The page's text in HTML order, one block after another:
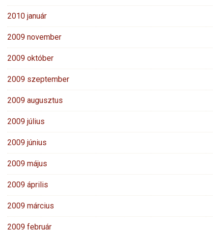
2010 január
2009 november
2009 október
2009 szeptember
2009 augusztus
2009 július
2009 június
2009 május
2009 április
2009 március
2009 február